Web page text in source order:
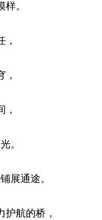
。
，
，
，
。
展通途。
护航的桥，